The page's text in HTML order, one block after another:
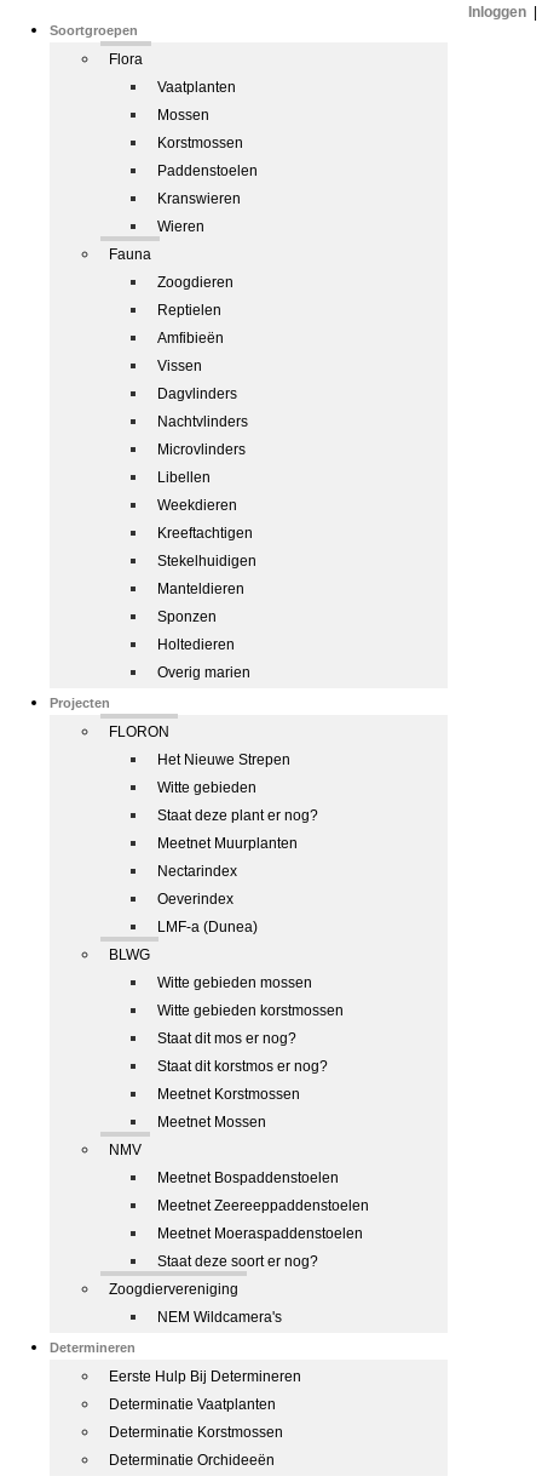
Soortgroepen
Flora
Vaatplanten
Mossen
Korstmossen
Paddenstoelen
Kranswieren
Wieren
Fauna
Zoogdieren
Reptielen
Amfibieën
Vissen
Dagvlinders
Nachtvlinders
Microvlinders
Libellen
Weekdieren
Kreeftachtigen
Stekelhuidigen
Manteldieren
Sponzen
Holtedieren
Overig marien
Projecten
FLORON
Het Nieuwe Strepen
Witte gebieden
Staat deze plant er nog?
Meetnet Muurplanten
Nectarindex
Oeverindex
LMF-a (Dunea)
BLWG
Witte gebieden mossen
Witte gebieden korstmossen
Staat dit mos er nog?
Staat dit korstmos er nog?
Meetnet Korstmossen
Meetnet Mossen
NMV
Meetnet Bospaddenstoelen
Meetnet Zeereeppaddenstoelen
Meetnet Moeraspaddenstoelen
Staat deze soort er nog?
Zoogdiervereniging
NEM Wildcamera's
Determineren
Eerste Hulp Bij Determineren
Determinatie Vaatplanten
Determinatie Korstmossen
Determinatie Orchideeën
Inloggen